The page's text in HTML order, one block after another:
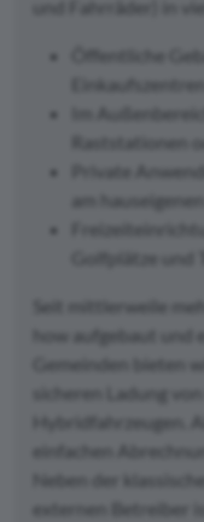
und Fahrräder) in
Öffentliche
Im
Raststationen
Private
am
Golfplätze und
Seit mittlerweile
how aufgebaut und
Gemeinden bieten
sicheren Ladung
Hybridfahrzeugen.
einfachen
Neben der
externen Betreiber